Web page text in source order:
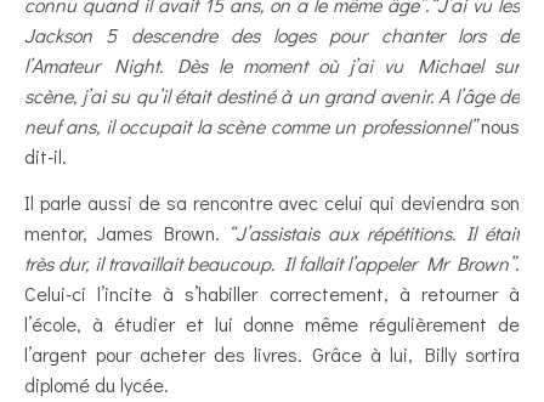
Jackson 5 descendre des loges pour chanter lors de
l’Amateur Night. Dès le moment où j’ai vu Michael sur
scène, j’ai su qu’il était destiné à un grand avenir. A l’âge de
neuf ans, il occupait la scène comme un professionnel”nous
dit-il.
Il parle aussi de sa rencontre avec celui qui deviendra son
mentor, James Brown. “J’assistais aux répétitions. Il était
très dur, il travaillait beaucoup. Il fallait l’appeler Mr Brown”.
Celui-ci l’incite à s’habiller correctement, à retourner à
l’école, à étudier et lui donne même régulièrement de
l’argent pour acheter des livres. Grâce à lui, Billy sortira
diplomé du lycée.